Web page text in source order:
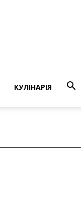
КУЛІНАРІЯ